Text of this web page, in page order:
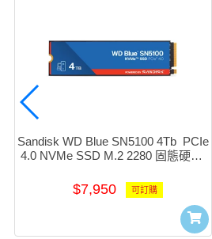
Sandisk WD Blue SN5100 4Tb  PCIe
4.0 NVMe SSD M.2 2280 固態硬碟
$7,950 可訂購